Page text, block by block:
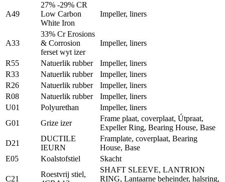
A49
27% -29% CR
Low Carbon
White Iron
Impeller, liners
A33
33% Cr Erosions
& Corrosion
ferset wyt izer
Impeller, liners
R55 Natuerlik rubber
Impeller, liners
R33
Natuerlik rubber
Impeller, liners
R26
Natuerlik rubber
Impeller, liners
R08
Natuerlik rubber
Impeller, liners
U01
Polyurethan
Impeller, liners
G01
Grize izer
Frame plaat, coverplaat, Útpraat,
Expeller Ring, Bearing House, Base
D21
DUCTILE
IEURN
Framplate, coverplaat, Bearing
House, Base
E05
Koalstofstiel Skacht
C21
Roestvrij stiel,
SHAFT SLEEVE, LANTRION
RING, Lantaarne beheinder, halsring,